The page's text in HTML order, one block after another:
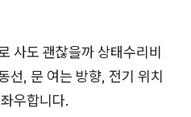
사도 괜찮을까 상태수리비
선, 문 여는 방향, 전기 위치
우합니다.